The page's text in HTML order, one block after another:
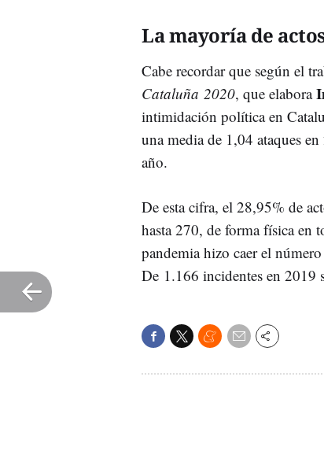
La mayoría de
Cabe recordar que según el
Cataluña 2020, que elabora
intimidación política en
una media de 1,04 ataques
año.
De esta cifra, el 28,95% de
hasta 270, de forma física en
pandemia hizo caer el
De 1.166 incidentes en 2019